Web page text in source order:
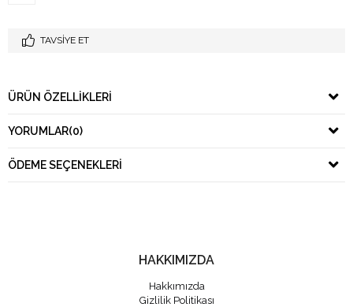
TAVSIYE ET
ÜRÜN ÖZELLIKLERI
YORUMLAR(0)
ÖDEME SEÇENEKLERI
HAKKIMIZDA
Hakkımızda
Gizlilik Politikası